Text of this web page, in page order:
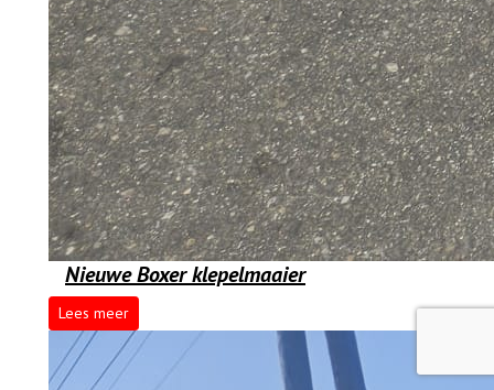
Nieuwe Boxer klepelmaaier
Lees meer